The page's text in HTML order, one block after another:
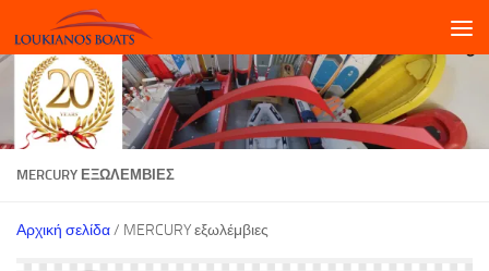
Skip to content
MERCURY ΕΞΩΛΈΜΒΙΕΣ
Αρχική σελίδα/ MERCURY εξωλέμβιες